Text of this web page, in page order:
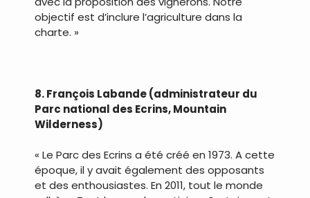
objectif est d’inclure l’agriculture dans la
charte. »
8. François Labande (administrateur du
Parc national des Ecrins, Mountain
Wilderness)
« Le Parc des Ecrins a été créé en 1973. A cette
époque, il y avait également des opposants
et des enthousiastes. En 2011, tout le monde